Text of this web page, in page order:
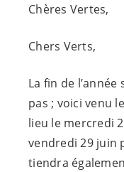
Chères Vertes,
Chers Verts,
La fin de
pas ; voici venu
lieu le mercredi
vendredi 29 juin
tiendra